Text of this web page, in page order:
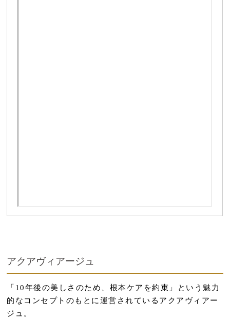
アクアヴィアージュ
「10年後の美しさのため、根本ケアを約束」という魅力
的なコンセプトのもとに運営されているアクアヴィアー
ジュ。